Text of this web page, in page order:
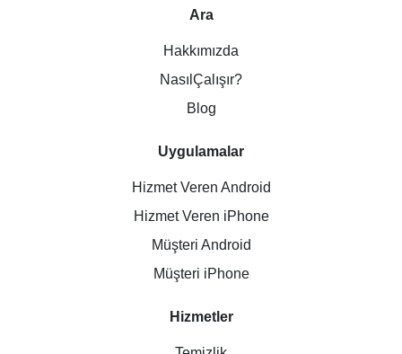
Ara
Hakkımızda
NasılÇalışır?
Blog
Uygulamalar
Hizmet Veren Android
Hizmet Veren iPhone
Müşteri Android
Müşteri iPhone
Hizmetler